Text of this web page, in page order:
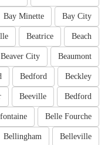
Bay City
Bay Minette
Beach
Beatrice
Beaumont
Beaver City
Beckley
Bedford
Bedford
Beeville
Belle Fourche
Belleville
Bellingham